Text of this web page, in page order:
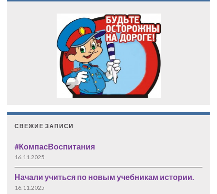
СВЕЖИЕ ЗАПИСИ
#КомпасВоспитания
16.11.2025
Начали учиться по новым учебникам истории.
16.11.2025